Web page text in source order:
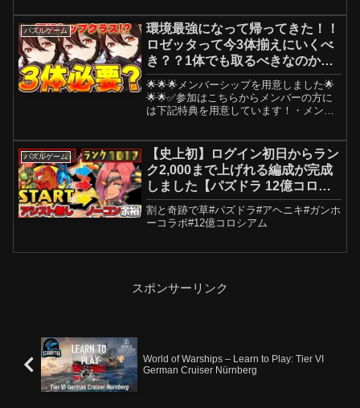
パズルゲーム
環境最強になって帰ってきた！！
ロゼッタって今3体揃えにいくべ
き？？1体でも取るべきなのかに
ついても解説！！【パズドラ実
況】＃パズドラ ＃銀魂
🌟🌟🌟メンバーシップを用意しました🌟
🌟🌟✅参加はこちらからメンバーの方に
は下記特典を用意しています！・メンバ
ネルのような他ゲー実況や実写動画投
稿・メンバー限定で行う...
パズルゲーム
【史上初】ログイン初日からラン
ク2,000まで上げれる編成が完成
しました【パズドラ 12億コロシ
アム】
割と奇跡で草#パズドラ#アヘニキ#ガンホ
ーコラボ#12億コロシアム
スポンサーリンク
World of Warships – Learn to Play: Tier VI
German Cruiser Nürnberg